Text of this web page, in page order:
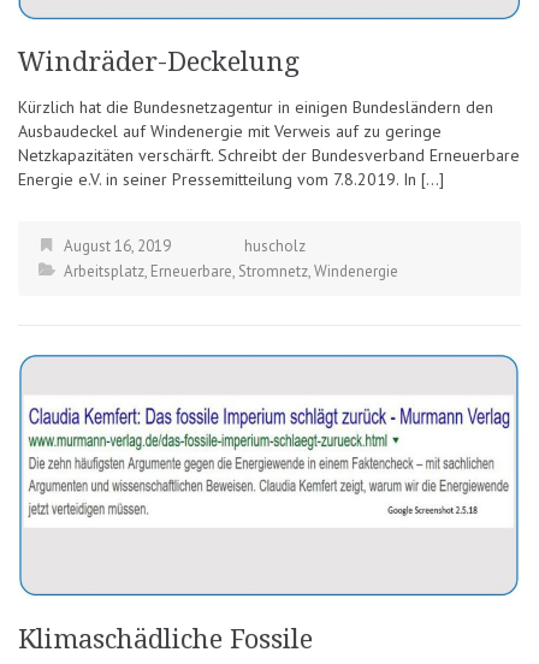
Windräder-Deckelung
Kürzlich hat die Bundesnetzagentur in einigen Bundesländern den
Ausbaudeckel auf Windenergie mit Verweis auf zu geringe
Netzkapazitäten verschärft. Schreibt der Bundesverband Erneuerbare
Energie e.V. in seiner Pressemitteilung vom 7.8.2019. In […]
August 16, 2019
huscholz
Arbeitsplatz, Erneuerbare, Stromnetz,Windenergie
Klimaschädliche Fossile